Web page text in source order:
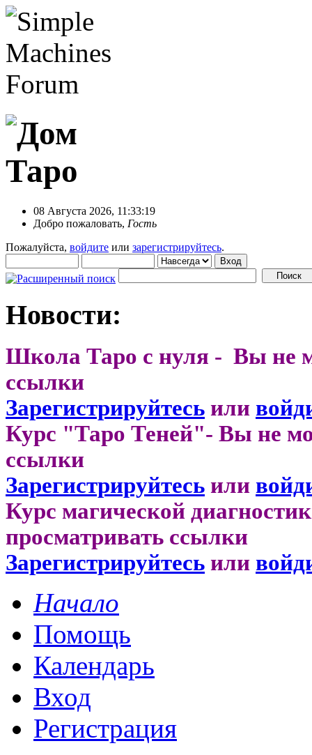
08 Августа 2026, 11:33:19
Добро пожаловать, Гость
Пожалуйста, войдите или зарегистрируйтесь.
Новости:
Школа Таро с нуля - Вы не
ссылки
Зарегистрируйтесь или
Курс "Таро Теней"- Вы не
ссылки
Зарегистрируйтесь или
Курс магической
просматривать ссылки
Зарегистрируйтесь или
Начало
Помощь
Календарь
Вход
Регистрация